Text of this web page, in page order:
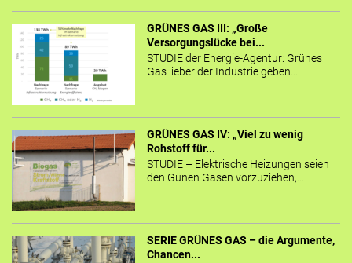
GRÜNES GAS III: „Große
Versorgungslücke bei...
STUDIE der Energie-Agentur: Grünes
Gas lieber der Industrie geben...
GRÜNES GAS IV: „Viel zu wenig
Rohstoff für...
STUDIE – Elektrische Heizungen seien
den Günen Gasen vorzuziehen,...
SERIE GRÜNES GAS – die Argumente,
Chancen...